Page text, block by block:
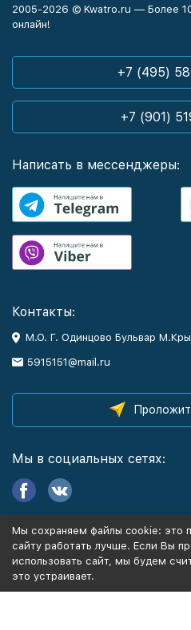
2005-2026 © Kwatro.ru — Более
онлайн!
+7 (495)
+7 (901)
Написать в мессенджеры:
Контакты:
М.О. Г. Одинцово Бульвар
5915151@mail.ru
Мы в социальных сетях:
Информация
Политика персональных данных
Мы сохраняем файлы cookie: это
сайту работать лучше. Если Вы
использовать сайт, мы будем
это устраивает.